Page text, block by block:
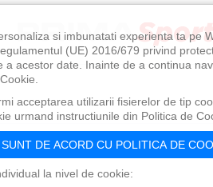
si imbunatati experienta ta pe
(UE) 2016/679 privind
acestor date. Inainte de a continua
acceptarea utilizarii fisierelor de tip
urmand instructiunile din Politica de
SUNT DE ACORD CU POLITICA DE
la nivel de cookie: